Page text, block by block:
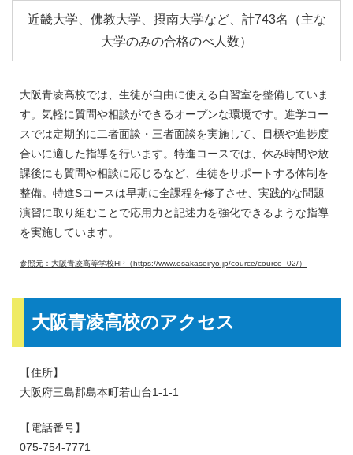
近畿大学、佛教大学、摂南大学など、計743名（主な
大学のみの合格のべ人数）
大阪青凌高校では、生徒が自由に使える自習室を整備していま
す。気軽に質問や相談ができるオープンな環境です。進学コー
スでは定期的に二者面談・三者面談を実施して、目標や進捗度
合いに適した指導を行います。特進コースでは、休み時間や放
課後にも質問や相談に応じるなど、生徒をサポートする体制を
整備。特進Sコースは早期に全課程を修了させ、実践的な問題
演習に取り組むことで応用力と記述力を強化できるような指導
を実施しています。
参照元：大阪青凌高等学校HP（https://www.osakaseiryo.jp/cource/cource_02/）
大阪青凌高校のアクセス
【住所】
大阪府三島郡島本町若山台1-1-1
【電話番号】
075-754-7771